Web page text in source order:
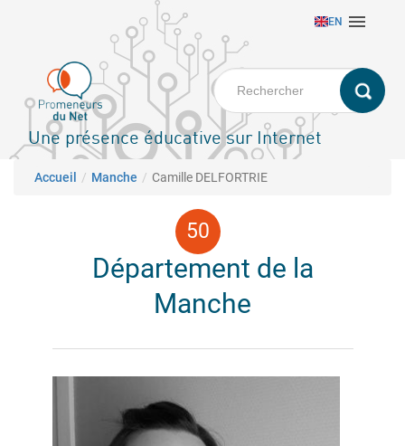
principal
EN 
Une présence éducative sur Internet
Fil d'Ariane
Accueil Manche Camille DELFORTRIE
Département de la
Manche